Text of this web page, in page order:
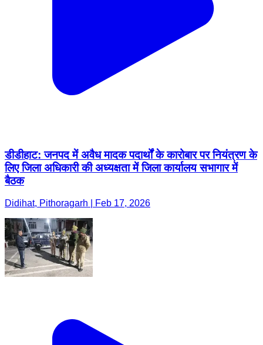
डीडीहाट: जनपद में अवैध मादक पदार्थों के कारोबार पर नियंत्रण के
लिए जिला अधिकारी की अध्यक्षता में जिला कार्यालय सभागार में
बैठक
Didihat, Pithoragarh | Feb 17, 2026